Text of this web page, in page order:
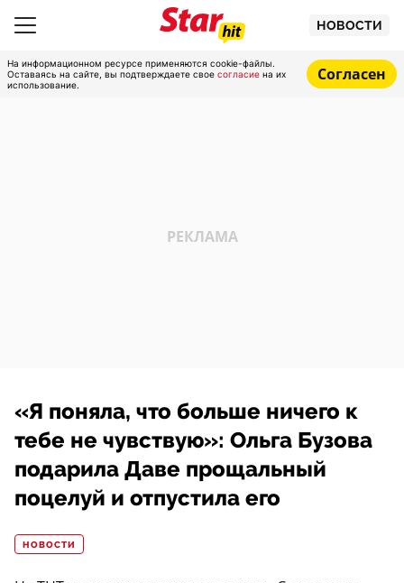
НОВОСТИ
На информационном ресурсе применяются cookie-файлы.
Оставаясь на сайте, вы подтверждаете свое согласие на их
использование.
Согласен
«Я поняла, что больше ничего к
тебе не чувствую»: Ольга Бузова
подарила Даве прощальный
поцелуй и отпустила его
НОВОСТИ